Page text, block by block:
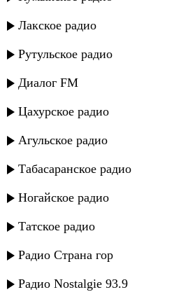
Лакское радио
Рутульское радио
Диалог FM
Цахурское радио
Агульское радио
Табасаранское радио
Ногайское радио
Татское радио
Радио Страна гор
Радио Nostalgie 93.9
---
Русское радио